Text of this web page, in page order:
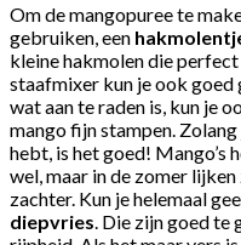
Om de mangopuree te
gebruiken, een
kleine hakmolen die perfect
staafmixer kun je ook goed
wat aan te raden is, kun je
mango fijn stampen.
hebt, is het goed! Mango’s
wel, maar in de zomer
zachter. Kun je helemaal
diepvries . Die zijn goed